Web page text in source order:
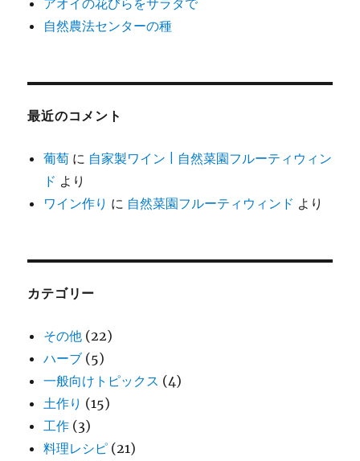
自然農法センターの種
最近のコメント
葡萄 に 自家製ワイン | 自然菜園フルーティウィン
ド より
ワイン作り に 自然菜園フルーティウィンド より
カテゴリー
その他 (22)
ハーブ (5)
一般向けトピックス (4)
土作り (15)
工作 (3)
料理レシピ (21)